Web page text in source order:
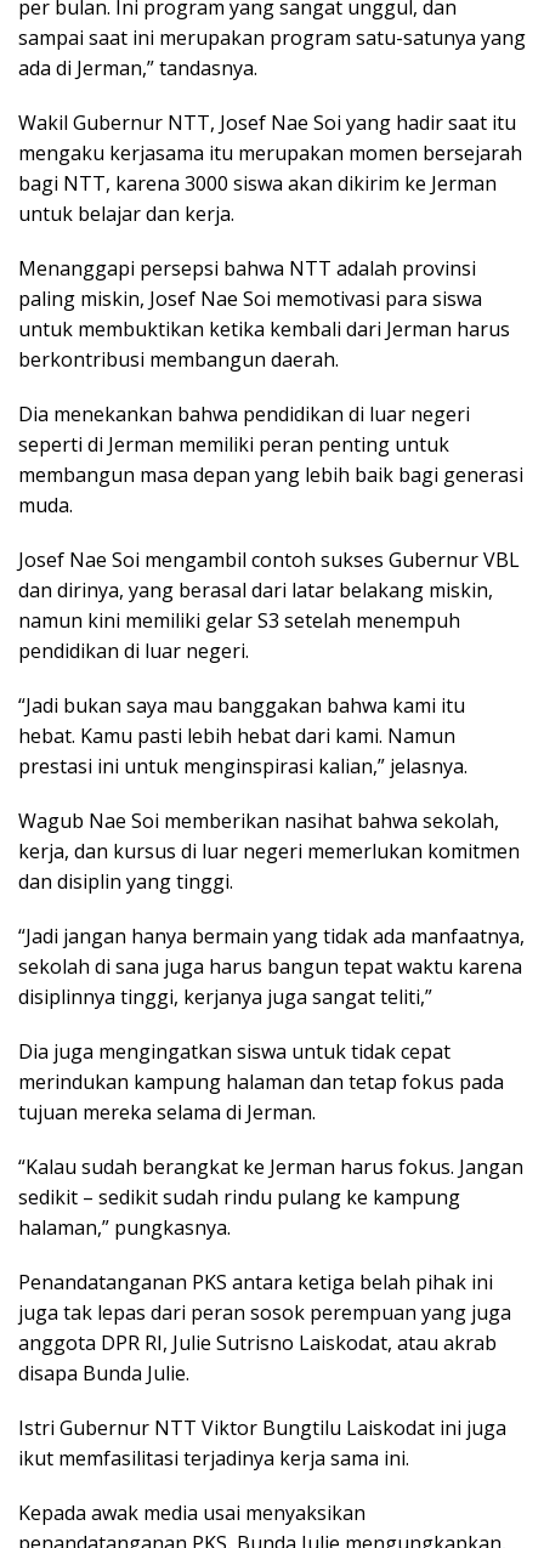
per bulan. Ini program yang sangat unggul, dan
sampai saat ini merupakan program satu-satunya yang
ada di Jerman,” tandasnya.
Wakil Gubernur NTT, Josef Nae Soi yang hadir saat itu
mengaku kerjasama itu merupakan momen bersejarah
bagi NTT, karena 3000 siswa akan dikirim ke Jerman
untuk belajar dan kerja.
Menanggapi persepsi bahwa NTT adalah provinsi
paling miskin, Josef Nae Soi memotivasi para siswa
untuk membuktikan ketika kembali dari Jerman harus
berkontribusi membangun daerah.
Dia menekankan bahwa pendidikan di luar negeri
seperti di Jerman memiliki peran penting untuk
membangun masa depan yang lebih baik bagi generasi
muda.
Josef Nae Soi mengambil contoh sukses Gubernur VBL
dan dirinya, yang berasal dari latar belakang miskin,
namun kini memiliki gelar S3 setelah menempuh
pendidikan di luar negeri.
“Jadi bukan saya mau banggakan bahwa kami itu
hebat. Kamu pasti lebih hebat dari kami. Namun
prestasi ini untuk menginspirasi kalian,” jelasnya.
Wagub Nae Soi memberikan nasihat bahwa sekolah,
kerja, dan kursus di luar negeri memerlukan komitmen
dan disiplin yang tinggi.
“Jadi jangan hanya bermain yang tidak ada manfaatnya,
sekolah di sana juga harus bangun tepat waktu karena
disiplinnya tinggi, kerjanya juga sangat teliti,”
Dia juga mengingatkan siswa untuk tidak cepat
merindukan kampung halaman dan tetap fokus pada
tujuan mereka selama di Jerman.
“Kalau sudah berangkat ke Jerman harus fokus. Jangan
sedikit – sedikit sudah rindu pulang ke kampung
halaman,” pungkasnya.
Penandatanganan PKS antara ketiga belah pihak ini
juga tak lepas dari peran sosok perempuan yang juga
anggota DPR RI, Julie Sutrisno Laiskodat, atau akrab
disapa Bunda Julie.
Istri Gubernur NTT Viktor Bungtilu Laiskodat ini juga
ikut memfasilitasi terjadinya kerja sama ini.
Kepada awak media usai menyaksikan